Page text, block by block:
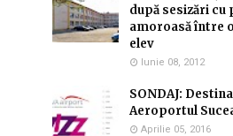
după sesizări
amoroasă între
elev
Iunie 08, 2012
SONDAJ:
Aeroportul
Aprilie 05, 2016